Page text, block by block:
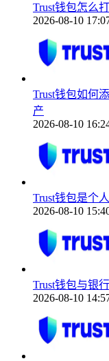
Trust钱包怎么
2026-08-10
Trust钱包如何
产
2026-08-10
Trust钱包是个
2026-08-10
Trust钱包与银
2026-08-10